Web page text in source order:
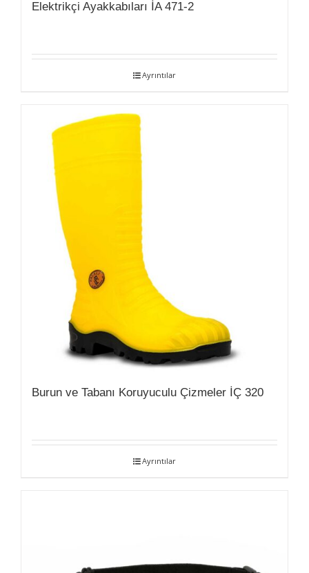
Elektrikçi Ayakkabıları İA 471-2
Ayrıntılar
Burun ve Tabanı Koruyuculu Çizmeler İÇ 320
Ayrıntılar